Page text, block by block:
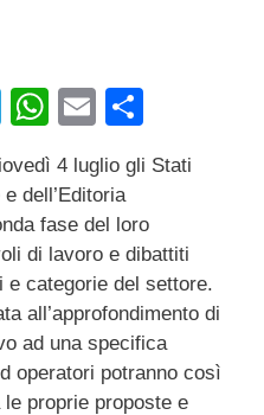
T
e
gr
a
m
W
at
s
A
p
p
E
ail n
di
vi
di
4 luglio gli Stati
dell’Editoria
fase del loro
di lavoro e dibattiti
e categorie del settore.
all’approfondimento di
ad una specifica
operatori potranno così
proprie proposte e